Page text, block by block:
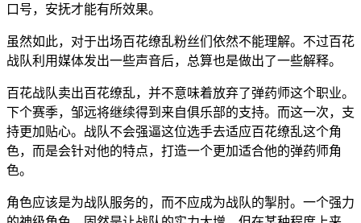
口号，安抚才能有所效果。
虽然如此，对于出场百花缭乱粉丝们依然不能理解。不过百花
战队利用媒体发出一些声音后，总算也是做出了一些解释。
百花战队卖出百花缭乱，并不意味着放弃了弹药师这个职业。
下个赛季，邹远将继续得到来自俱乐部的支持。而这一次，支
持更加贴心。战队不会强逼这位选手去适应百花缭乱这个角
色，而是会针对他的特点，打造一个更加适合他的弹药师角
色。
角色应该是为战队服务的，而不应成为战队的掣肘。一个强力